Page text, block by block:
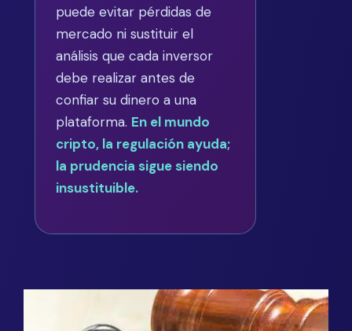
puede evitar pérdidas de
mercado ni sustituir el
análisis que cada inversor
debe realizar antes de
confiar su dinero a una
plataforma. En el mundo
cripto, la regulación ayuda;
la prudencia sigue siendo
insustituible.